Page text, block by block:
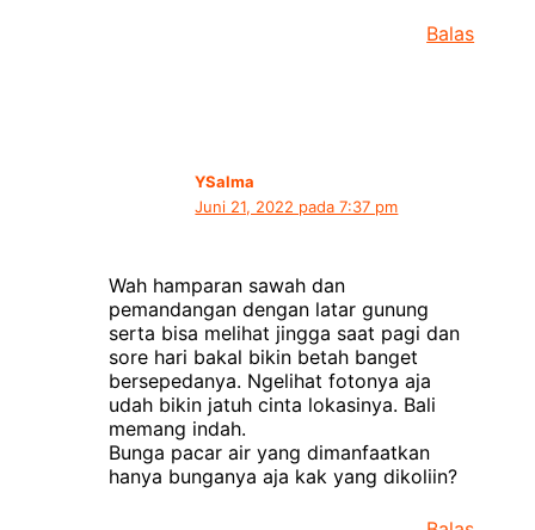
Balas
YSalma
Juni 21, 2022 pada 7:37 pm
Wah hamparan sawah dan
pemandangan dengan latar gunung
serta bisa melihat jingga saat pagi dan
sore hari bakal bikin betah banget
bersepedanya. Ngelihat fotonya aja
udah bikin jatuh cinta lokasinya. Bali
memang indah.
Bunga pacar air yang dimanfaatkan
hanya bunganya aja kak yang dikoliin?